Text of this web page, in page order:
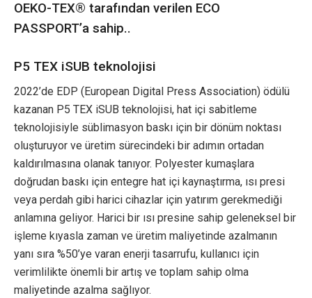
OEKO-TEX® tarafından verilen ECO
PASSPORT’a sahip..
P5 TEX iSUB teknolojisi
2022’de EDP (European Digital Press Association) ödülü
kazanan P5 TEX iSUB teknolojisi, hat içi sabitleme
teknolojisiyle süblimasyon baskı için bir dönüm noktası
oluşturuyor ve üretim sürecindeki bir adımın ortadan
kaldırılmasına olanak tanıyor. Polyester kumaşlara
doğrudan baskı için entegre hat içi kaynaştırma, ısı presi
veya perdah gibi harici cihazlar için yatırım gerekmediği
anlamına geliyor. Harici bir ısı presine sahip geleneksel bir
işleme kıyasla zaman ve üretim maliyetinde azalmanın
yanı sıra %50’ye varan enerji tasarrufu, kullanıcı için
verimlilikte önemli bir artış ve toplam sahip olma
maliyetinde azalma sağlıyor.